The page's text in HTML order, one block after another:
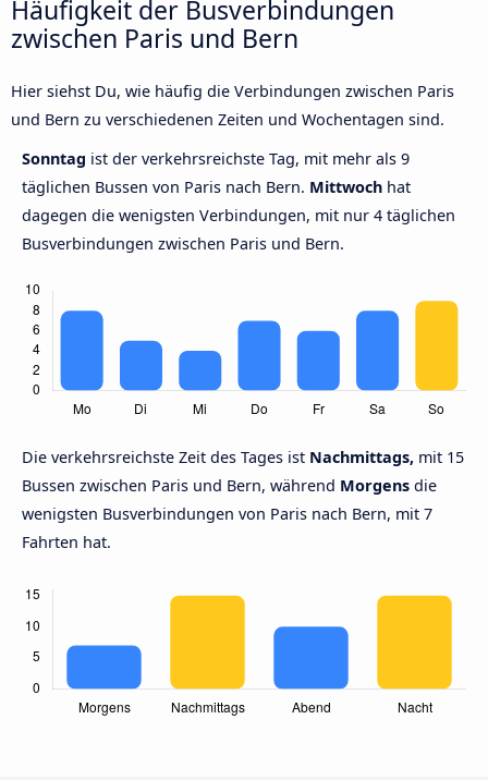
Häufigkeit der Busverbindungen
zwischen Paris und Bern
Hier siehst Du, wie häufig die Verbindungen zwischen Paris
und Bern zu verschiedenen Zeiten und Wochentagen sind.
Sonntag ist der verkehrsreichste Tag, mit mehr als 9
täglichen Bussen von Paris nach Bern. Mittwoch hat
dagegen die wenigsten Verbindungen, mit nur 4 täglichen
Busverbindungen zwischen Paris und Bern.
Die verkehrsreichste Zeit des Tages ist Nachmittags, mit 15
Bussen zwischen Paris und Bern, während Morgens die
wenigsten Busverbindungen von Paris nach Bern, mit 7
Fahrten hat.